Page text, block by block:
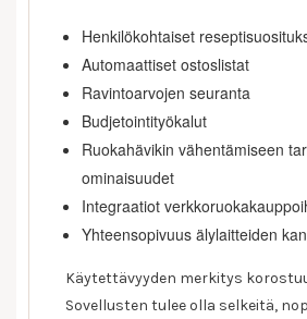
Henkilökohtaiset
Automaattiset ostoslistat
Ravintoarvojen seuranta
Budjetointityökalut
Ruokahävikin vähentämiseen
ominaisuudet
Integraatiot
Yhteensopivuus älylaitteiden
Käytettävyyden merkitys
Sovellusten tulee olla selkeitä,